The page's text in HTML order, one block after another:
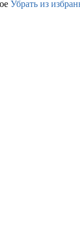
Убрать из